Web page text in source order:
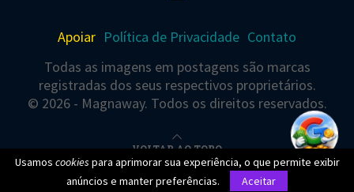
Apoiar Política de Privacidade Contato
Todas as imagens em postagens são marcas
registradas dos seus respectivos proprietários.
© 2026 - Magnaway. Todos os direitos reservados.
VOLTAR AO TOPO
Usamos cookies para aprimorar sua experiência, o que permite exibir
anúncios e manter preferências.
Aceitar
Você está visualizando este(a) post agora